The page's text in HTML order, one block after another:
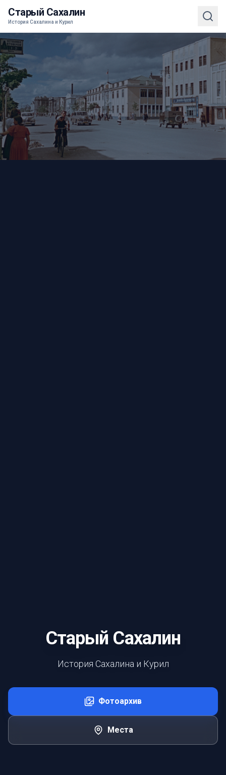
Старый Сахалин
История Сахалина и Курил
Старый Сахалин
История Сахалина и Курил
Фотоархив
Места